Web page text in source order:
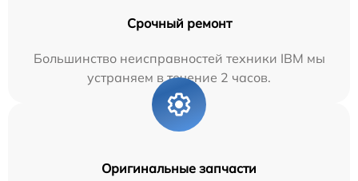
Срочный ремонт
Большинство неисправностей техники IBM мы
устраняем в течение 2 часов.
Оригинальные запчасти